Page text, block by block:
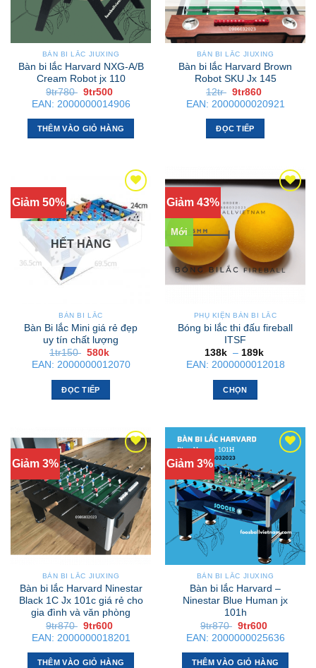
thể
được
chọn
trên
trang
sản
phẩm
BÀN BI LẮC JIUXING
Bàn bi lắc Harvard NXG-A/B
Cream Robot jx 110
9tr780 Giá
gốc
là:
9tr780 .
9tr500
hiện
tại
là:
9tr500 .
EAN: 2000000014906
THÊM VÀO GIỎ HÀNG
BÀN BI LẮC JIUXING
Bàn bi lắc Harvard Brown
Robot SKU Jx 145
12tr Giá
gốc
là:
12tr .
9tr860
hiện
tại
là:
EAN: 2000000020921
ĐỌC TIẾP
Giảm 50%
HẾT HÀNG
BÀN BI LẮC
Bàn Bi lắc Mini giá rẻ đẹp
uy tín chất lượng
1tr150 Giá
gốc
là:
1tr150 .
580k
hiện
tại
EAN: 2000000012070
ĐỌC TIẾP
Giảm 43%
Mới
PHỤ KIỆN BÀN BI LẮC
Bóng bi lắc thi đấu fireball
ITSF
138k – 189k
giá:
từ
EAN: 2000000012018
CHỌN
này
nhiều
biến
thể.
Các
tùy
được
chọn
trên
trang
sản
phẩm
Giảm 3%
BÀN BI LẮC JIUXING
Bàn bi lắc Harvard Ninestar
Black 1C Jx 101c giá rẻ cho
gia đình và văn phòng
9tr870 Giá
gốc
là:
9tr870 .
9tr600
hiện
tại
là:
9tr600 .
EAN: 2000000018201
THÊM VÀO GIỎ HÀNG
Giảm 3%
BÀN BI LẮC JIUXING
Bàn bi lắc Harvard –
Ninestar Blue Human jx
101h
9tr870 Giá
gốc
là:
9tr870 .
9tr600
hiện
tại
là:
9tr600 .
EAN: 2000000025636
THÊM VÀO GIỎ HÀNG